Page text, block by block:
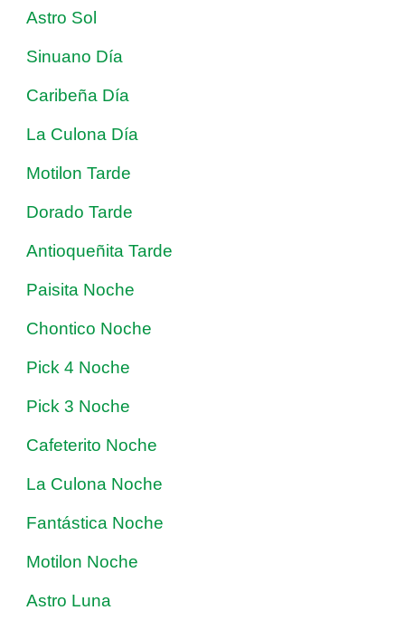
Astro Sol
Sinuano Día
Caribeña Día
La Culona Día
Motilon Tarde
Dorado Tarde
Antioqueñita Tarde
Paisita Noche
Chontico Noche
Pick 4 Noche
Pick 3 Noche
Cafeterito Noche
La Culona Noche
Fantástica Noche
Motilon Noche
Astro Luna